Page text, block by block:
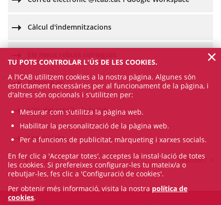
Càlcul d'indemnitzacions
Informa.es
L'ús del català als Jutjats
Legal Links
1 2 SEGÜENT
TU POTS CONTROLAR L'ÚS DE LES COOKIES.
A l’ICAB utilitzem cookies a la nostra pàgina. Algunes són
estrictament necessàries per al funcionament de la pàgina, i
d'altres són opcionals i s'utilitzen per:
Mesurar com s'utilitza la pàgina web.
Habilitar la personalització de la pàgina web.
Per a funcions de publicitat, màrqueting i xarxes socials.
En fer clic a 'Acceptar totes', acceptes la instal·lació de totes
les cookies. Si prefereixes configurar-les tu mateix/a o
rebutjar-les, fes clic a 'Configuració de cookies'.
Per obtenir més informació, visita la nostra política de
cookies.
×